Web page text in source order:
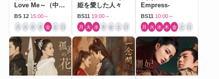
Love Me～（中国
ドラマ）
BS 12 15:00～
月 火 水 木 金 土 日
姫を愛した人々
BS11 19:00～
月 火 水 木 金 土 日
Empress-
BS11 10:00～
月 火 水 木 金 土 日